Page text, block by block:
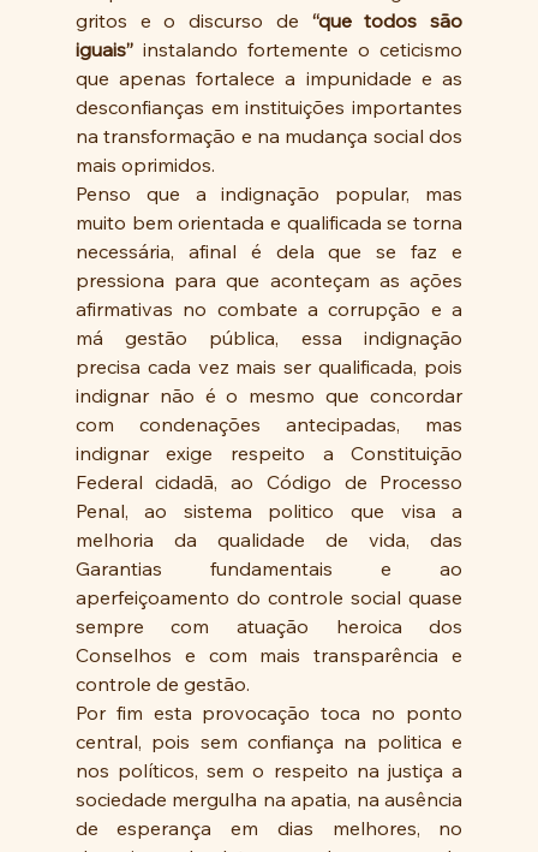
gritos e o discurso de “que todos são
iguais” instalando fortemente o ceticismo
que apenas fortalece a impunidade e as
desconfianças em instituições importantes
na transformação e na mudança social dos
mais oprimidos.
Penso que a indignação popular, mas
muito bem orientada e qualificada se torna
necessária, afinal é dela que se faz e
pressiona para que aconteçam as ações
afirmativas no combate a corrupção e a
má gestão pública, essa indignação
precisa cada vez mais ser qualificada, pois
indignar não é o mesmo que concordar
com condenações antecipadas, mas
indignar exige respeito a Constituição
Federal cidadã, ao Código de Processo
Penal, ao sistema politico que visa a
melhoria da qualidade de vida, das
Garantias fundamentais e ao
aperfeiçoamento do controle social quase
sempre com atuação heroica dos
Conselhos e com mais transparência e
controle de gestão.
Por fim esta provocação toca no ponto
central, pois sem confiança na politica e
nos políticos, sem o respeito na justiça a
sociedade mergulha na apatia, na ausência
de esperança em dias melhores, no